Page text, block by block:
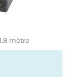
mètre